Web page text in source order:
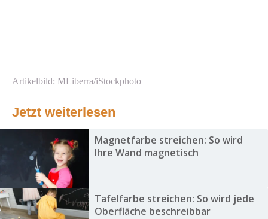
Artikelbild: MLiberra/iStockphoto
Jetzt weiterlesen
Magnetfarbe streichen: So wird
Ihre Wand magnetisch
Tafelfarbe streichen: So wird jede
Oberfläche beschreibbar